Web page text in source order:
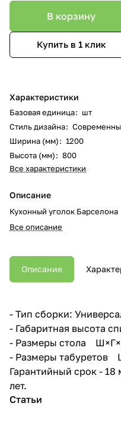
В корзину
Купить в 1 клик
Характеристики
Базовая единица: шт
Стиль дизайна:
Ширина (мм): 1200
Высота (мм): 800
Все характеристики
Описание
Кухонный уголок Барселона
Все описание
Описание
- Тип сборки:
- Габаритная высота
- Размеры стола
- Размеры табуретов
Гарантийный срок -
лет.
Статьи